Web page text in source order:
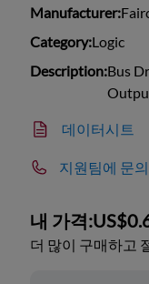
Manufacturer:
Category:Logic
Description:Bus
데이터시트
지원팀에 문의
내 가격:
더 많이 구매하고